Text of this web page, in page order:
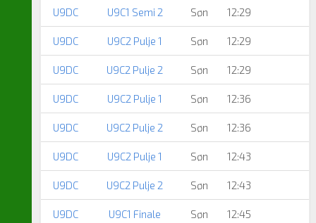
U9DC U9C1 Semi 2 Søn 12:29
U9DC U9C2 Pulje 1 Søn 12:29
U9DC U9C2 Pulje 2 Søn 12:29
U9DC U9C2 Pulje 1 Søn 12:36
U9DC U9C2 Pulje 2 Søn 12:36
U9DC U9C2 Pulje 1 Søn 12:43
U9DC U9C2 Pulje 2 Søn 12:43
U9DC U9C1 Finale Søn 12:45